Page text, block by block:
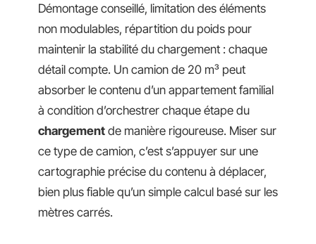
Démontage conseillé, limitation des éléments
non modulables, répartition du poids pour
maintenir la stabilité du chargement : chaque
détail compte. Un camion de 20 m³ peut
absorber le contenu d’un appartement familial
à condition d’orchestrer chaque étape du
chargement de manière rigoureuse. Miser sur
ce type de camion, c’est s’appuyer sur une
cartographie précise du contenu à déplacer,
bien plus fiable qu’un simple calcul basé sur les
mètres carrés.